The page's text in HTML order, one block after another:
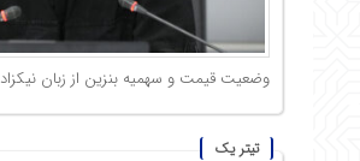
وضعیت قیمت و سهمیه بنزین از زبان نیکزاد
تیتر یک